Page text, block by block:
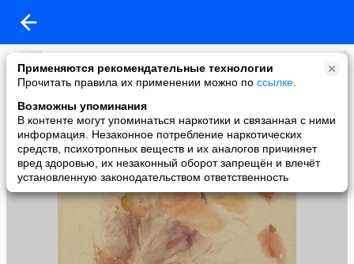
Применяются рекомендательные технологии
Прочитать правила их применении можно по ссылке
Возможны упоминания
В контенте могут упоминаться наркотики и связанная с ними
информация. Незаконное потребление наркотических
средств, психотропных веществ и их аналогов причиняет
вред здоровью, их незаконный оборот запрещён и влечёт
установленную законодательством ответственность
Женя Ищаулова
added a photo
25 Apr в 22:15